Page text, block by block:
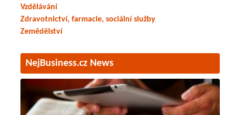
Vzdělávání
Zdravotnictví, farmacie, sociální služby
Zemědělství
NejBusiness.cz News